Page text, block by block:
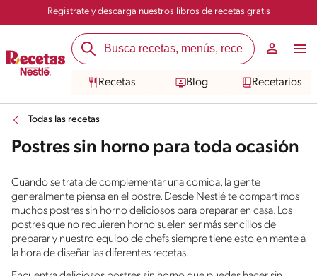
Registrate y descarga nuestros libros de recetas gratis
Recetas Blog Recetarios
Todas las recetas
Postres sin horno para toda ocasión
Cuando se trata de complementar una comida, la gente
generalmente piensa en el postre. Desde Nestlé te compartimos
muchos postres sin horno deliciosos para preparar en casa. Los
postres que no requieren horno suelen ser más sencillos de
preparar y nuestro equipo de chefs siempre tiene esto en mente a
la hora de diseñar las diferentes recetas.